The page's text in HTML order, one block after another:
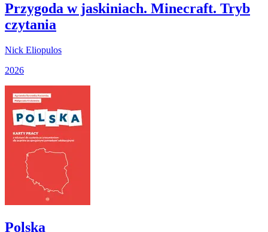
Przygoda w jaskiniach. Minecraft. Tryb
czytania
Nick Eliopulos
2026
Polska